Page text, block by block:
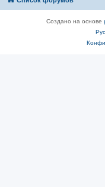
Создано на основе